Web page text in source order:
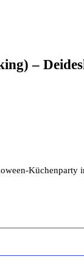
–
Küchenparty